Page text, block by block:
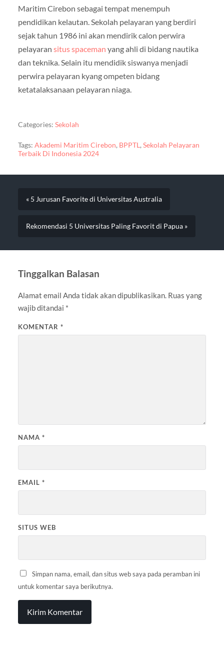
Maritim Cirebon sebagai tempat menempuh
pendidikan kelautan. Sekolah pelayaran yang berdiri
sejak tahun 1986 ini akan mendirik calon perwira
pelayaran situs spaceman yang ahli di bidang nautika
dan teknika. Selain itu mendidik siswanya menjadi
perwira pelayaran kyang ompeten bidang
ketatalaksanaan pelayaran niaga.
Categories: Sekolah
Tags: Akademi Maritim Cirebon, BPPTL , Sekolah Pelayaran
Terbaik Di Indonesia 2024
« 5 Jurusan Favorite di Universitas Australia
Rekomendasi 5 Universitas Paling Favorit di Papua »
Tinggalkan Balasan
Alamat email Anda tidak akan dipublikasikan. Ruas yang
wajib ditandai *
KOMENTAR *
NAMA *
EMAIL *
SITUS WEB
Simpan nama, email, dan situs web saya pada peramban ini
untuk komentar saya berikutnya.